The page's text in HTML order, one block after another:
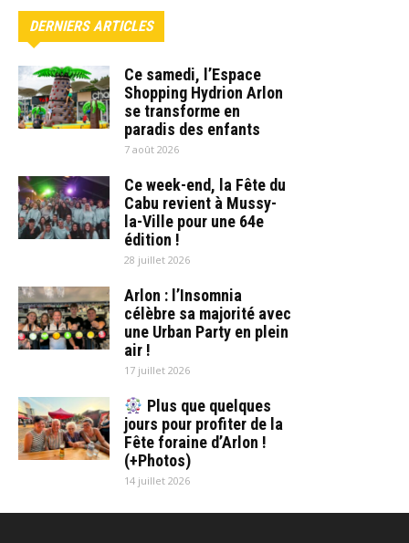
DERNIERS ARTICLES
Ce samedi, l’Espace
Shopping Hydrion Arlon
se transforme en
paradis des enfants
7 août 2026
Ce week-end, la Fête du
Cabu revient à Mussy-
la-Ville pour une 64e
édition !
28 juillet 2026
Arlon : l’Insomnia
célèbre sa majorité avec
une Urban Party en plein
air !
17 juillet 2026
Plus que quelques
jours pour profiter de la
Fête foraine d’Arlon !
(+Photos)
14 juillet 2026